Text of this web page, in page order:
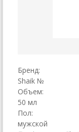
Бренд:
Shaik №
Объем:
50 мл
Пол:
мужской